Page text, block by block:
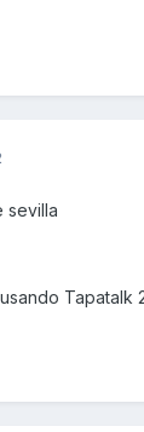
sevilla
Tapatalk